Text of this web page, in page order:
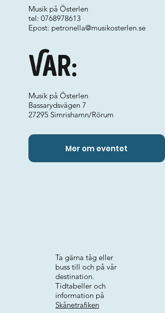
Var:
Musik på Österlen
tel: 0768978613
Epost: petronella@musikosterlen.se
Musik på Österlen
Bassarydsvägen 7
27295 Simrishamn/Rörum
Mer om eventet
Ta gärna tåg eller
buss till och på vår
destination.
Tidtabeller och
information på
Skånetrafiken